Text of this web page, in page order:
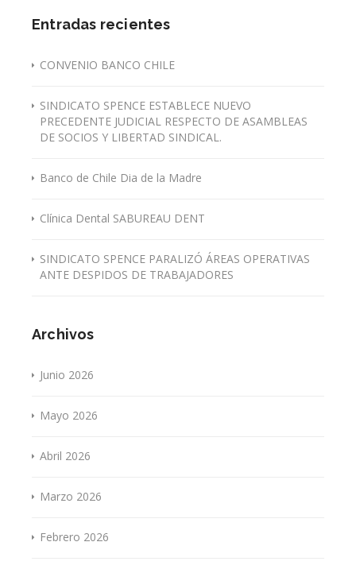
Entradas recientes
CONVENIO BANCO CHILE
SINDICATO SPENCE ESTABLECE NUEVO
PRECEDENTE JUDICIAL RESPECTO DE ASAMBLEAS
DE SOCIOS Y LIBERTAD SINDICAL.
Banco de Chile Dia de la Madre
Clínica Dental SABUREAU DENT
SINDICATO SPENCE PARALIZÓ ÁREAS OPERATIVAS
ANTE DESPIDOS DE TRABAJADORES
Archivos
Junio 2026
Mayo 2026
Abril 2026
Marzo 2026
Febrero 2026